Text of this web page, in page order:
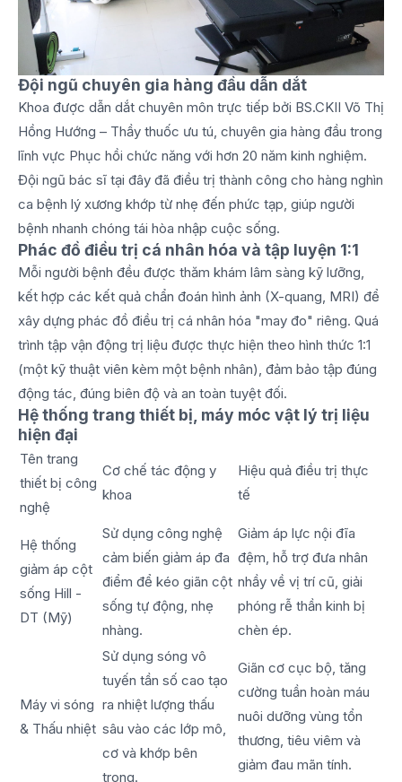
Đội ngũ chuyên gia hàng đầu dẫn dắt
Khoa được dẫn dắt chuyên môn trực tiếp bởi BS.CKII Võ Thị
Hồng Hướng – Thầy thuốc ưu tú, chuyên gia hàng đầu trong
lĩnh vực Phục hồi chức năng với hơn 20 năm kinh nghiệm.
Đội ngũ bác sĩ tại đây đã điều trị thành công cho hàng nghìn
ca bệnh lý xương khớp từ nhẹ đến phức tạp, giúp người
bệnh nhanh chóng tái hòa nhập cuộc sống.
Phác đồ điều trị cá nhân hóa và tập luyện 1:1
Mỗi người bệnh đều được thăm khám lâm sàng kỹ lưỡng,
kết hợp các kết quả chẩn đoán hình ảnh (X-quang, MRI) để
xây dựng phác đồ điều trị cá nhân hóa "may đo" riêng. Quá
trình tập vận động trị liệu được thực hiện theo hình thức 1:1
(một kỹ thuật viên kèm một bệnh nhân), đảm bảo tập đúng
động tác, đúng biên độ và an toàn tuyệt đối.
Hệ thống trang thiết bị, máy móc vật lý trị liệu
hiện đại
Tên trang
thiết bị công
nghệ
Cơ chế tác động y
khoa
Hiệu quả điều trị thực
tế
Hệ thống
giảm áp cột
sống Hill -
DT (Mỹ)
Sử dụng công nghệ
cảm biến giảm áp đa
điểm để kéo giãn cột
sống tự động, nhẹ
nhàng.
Giảm áp lực nội đĩa
đệm, hỗ trợ đưa nhân
nhầy về vị trí cũ, giải
phóng rễ thần kinh bị
chèn ép.
Máy vi sóng
& Thấu nhiệt
Sử dụng sóng vô
tuyến tần số cao tạo
ra nhiệt lượng thấu
sâu vào các lớp mô,
cơ và khớp bên
trong.
Giãn cơ cục bộ, tăng
cường tuần hoàn máu
nuôi dưỡng vùng tổn
thương, tiêu viêm và
giảm đau mãn tính.